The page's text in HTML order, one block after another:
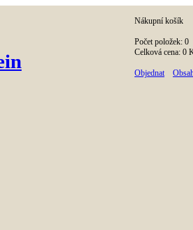
Nákupní košík
Počet položek: 0
Celková cena: 0
Objednat